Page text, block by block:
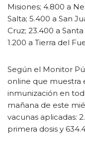
Misiones; 4.800 a
Salta; 5.400 a San
Cruz; 23.400 a
1.200 a Tierra del
Según el Monitor
online que muestra
inmunización en
mañana de este
vacunas aplicadas:
primera dosis y